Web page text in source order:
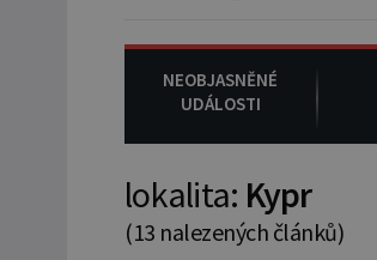
NEOBJASNĚNÉ
UDÁLOSTI
lokalita: Kypr
(13 nalezených článků)